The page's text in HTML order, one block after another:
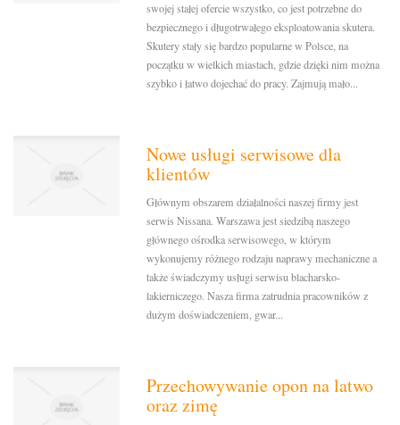
swojej stałej ofercie wszystko, co jest potrzebne do
bezpiecznego i długotrwałego eksploatowania skutera.
Skutery stały się bardzo popularne w Polsce, na
początku w wielkich miastach, gdzie dzięki nim można
szybko i łatwo dojechać do pracy. Zajmują mało...
Nowe usługi serwisowe dla
klientów
Głównym obszarem działalności naszej firmy jest
serwis Nissana. Warszawa jest siedzibą naszego
głównego ośrodka serwisowego, w którym
wykonujemy różnego rodzaju naprawy mechaniczne a
także świadczymy usługi serwisu blacharsko-
lakierniczego. Nasza firma zatrudnia pracowników z
dużym doświadczeniem, gwar...
Przechowywanie opon na latwo
oraz zimę